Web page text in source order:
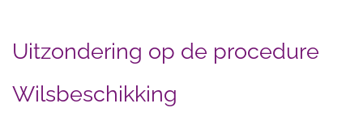
Uitzondering op de procedure
Wilsbeschikking